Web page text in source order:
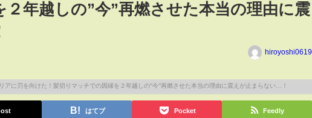
２年越しの”今”再燃させた本当の理由に震
hiroyoshi0619
はてブ Pocket Feedly